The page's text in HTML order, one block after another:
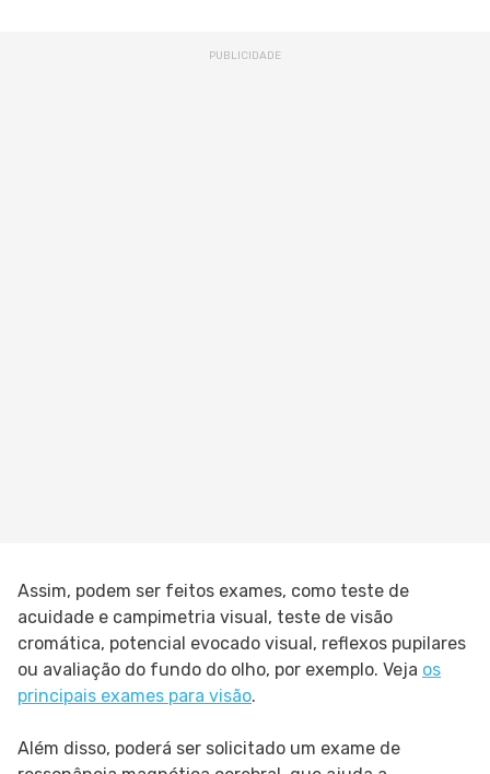
Assim, podem ser feitos exames, como teste de
acuidade e campimetria visual, teste de visão
cromática, potencial evocado visual, reflexos pupilares
ou avaliação do fundo do olho, por exemplo. Veja os
principais exames para visão.
Além disso, poderá ser solicitado um exame de